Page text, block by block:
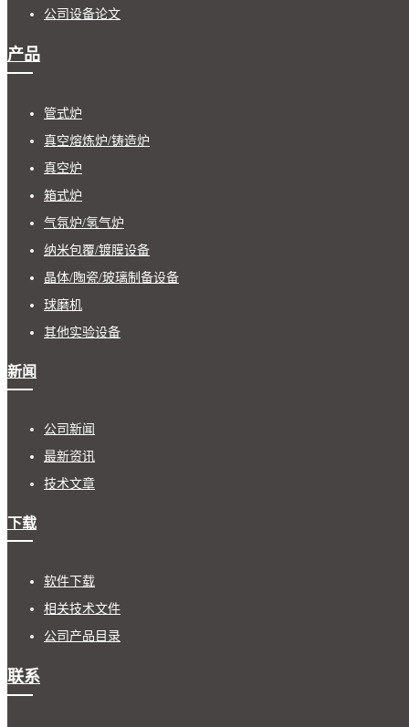
公司设备论文
产品
管式炉
真空熔炼炉/铸造炉
真空炉
箱式炉
气氛炉/氢气炉
纳米包覆/镀膜设备
晶体/陶瓷/玻璃制备设备
球磨机
其他实验设备
新闻
公司新闻
最新资讯
技术文章
下载
软件下载
相关技术文件
公司产品目录
联系